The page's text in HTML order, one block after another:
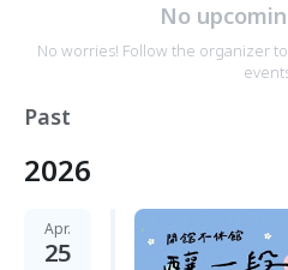
No
No worries! Follow the organizer
Past
2026
Apr.
25